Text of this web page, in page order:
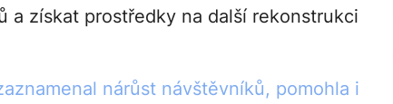
získat prostředky na další rekonstrukci
nárůst návštěvníků, pomohla i